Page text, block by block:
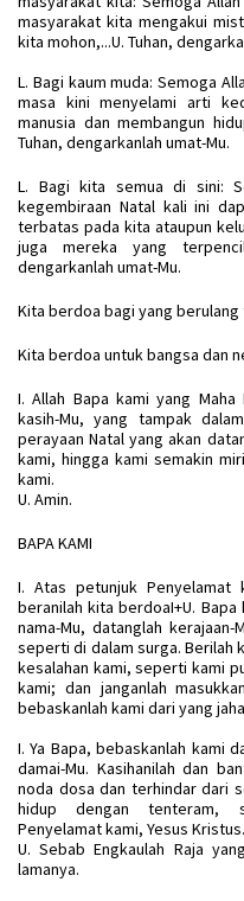
masyarakat kita mengakui
kita mohon,...U. Tuhan,
L. Bagi kaum muda: Semoga
masa kini menyelami arti
manusia dan membangun
Tuhan, dengarkanlah umat-Mu.
L. Bagi kita semua di sini:
kegembiraan Natal kali ini
terbatas pada kita ataupun
juga mereka yang
dengarkanlah umat-Mu.
Kita berdoa bagi yang berulang
Kita berdoa untuk bangsa dan
I. Allah Bapa kami yang
kasih-Mu, yang tampak
perayaan Natal yang akan
kami, hingga kami semakin
kami.
U. Amin.
BAPA KAMI
I. Atas petunjuk Penyelamat
beranilah kita berdoaI+U.
nama-Mu, datanglah
seperti di dalam surga. Berilah
kesalahan kami, seperti kami
kami; dan janganlah
bebaskanlah kami dari yang
I. Ya Bapa, bebaskanlah kami
damai-Mu. Kasihanilah dan
noda dosa dan terhindar dari
hidup dengan tenteram,
Penyelamat kami, Yesus Kristus.
U. Sebab Engkaulah Raja
lamanya.